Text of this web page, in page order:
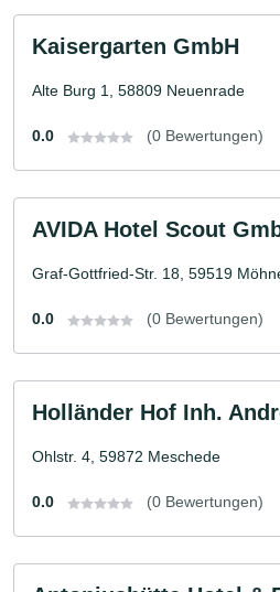
Kaisergarten GmbH
Alte Burg 1, 58809 Neuenrade
0.0 (0 Bewertungen)
AVIDA Hotel Scout
Graf-Gottfried-Str. 18, 59519
0.0 (0 Bewertungen)
Holländer Hof Inh.
Ohlstr. 4, 59872 Meschede
0.0 (0 Bewertungen)